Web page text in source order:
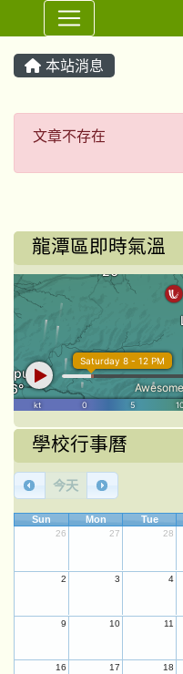
本站消息
文章不存在
文章不存在
龍潭區即時氣溫
學校行事曆
今天
Sun Mon Tue
26 27 28
2 3 4
9 10 11
16 17 18